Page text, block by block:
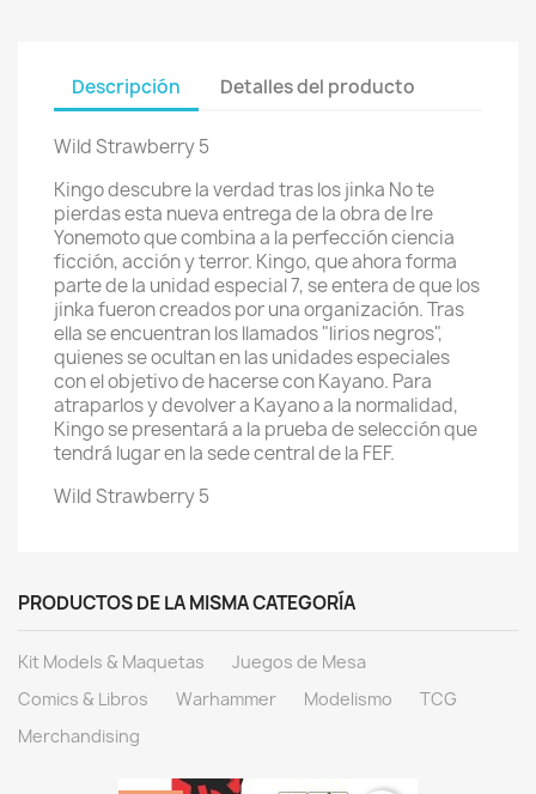
Descripción Detalles del producto
Wild Strawberry 5
Kingo descubre la verdad tras los jinka No te
pierdas esta nueva entrega de la obra de Ire
Yonemoto que combina a la perfección ciencia
ficción, acción y terror. Kingo, que ahora forma
parte de la unidad especial 7, se entera de que los
jinka fueron creados por una organización. Tras
ella se encuentran los llamados "lirios negros",
quienes se ocultan en las unidades especiales
con el objetivo de hacerse con Kayano. Para
atraparlos y devolver a Kayano a la normalidad,
Kingo se presentará a la prueba de selección que
tendrá lugar en la sede central de la FEF.
Wild Strawberry 5
PRODUCTOS DE LA MISMA CATEGORÍA
Kit Models & Maquetas
Juegos de Mesa
Comics & Libros
Warhammer Modelismo
TCG
Merchandising